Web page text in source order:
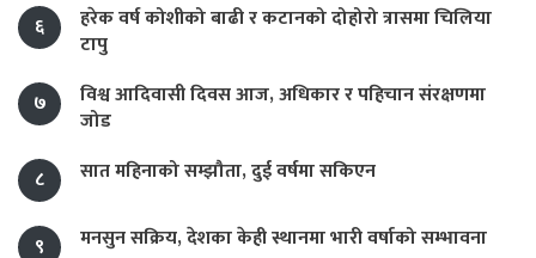
६
हरेक वर्ष कोशीको बाढी र कटानको दोहोरो त्रासमा चिलिया
टापु
७
विश्व आदिवासी दिवस आज, अधिकार र पहिचान संरक्षणमा
जोड
८
सात महिनाको सम्झौता, दुई वर्षमा सकिएन
९ मनसुन सक्रिय, देशका केही स्थानमा भारी वर्षाको सम्भावना